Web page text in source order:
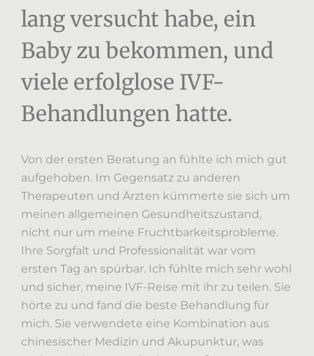
lang versucht habe, ein
Baby zu bekommen, und
viele erfolglose IVF-
Behandlungen hatte.
Von der ersten Beratung an fühlte ich mich gut
aufgehoben. Im Gegensatz zu anderen
Therapeuten und Ärzten kümmerte sie sich um
meinen allgemeinen Gesundheitszustand,
nicht nur um meine Fruchtbarkeitsprobleme.
Ihre Sorgfalt und Professionalität war vom
ersten Tag an spürbar. Ich fühlte mich sehr wohl
und sicher, meine IVF-Reise mit ihr zu teilen. Sie
hörte zu und fand die beste Behandlung für
mich. Sie verwendete eine Kombination aus
chinesischer Medizin und Akupunktur, was